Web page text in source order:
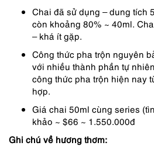
Chai đã sử dụng – dung tích
còn khoảng 80% ~ 40ml.
– khá ít gặp.
Công thức pha trộn nguyên
với nhiều thành phần tự
công thức pha trộn hiện nay
hợp.
Giá chai 50ml cùng series
khảo ~ $66 ~ 1.550.000đ
Ghi chú về hương thơm: